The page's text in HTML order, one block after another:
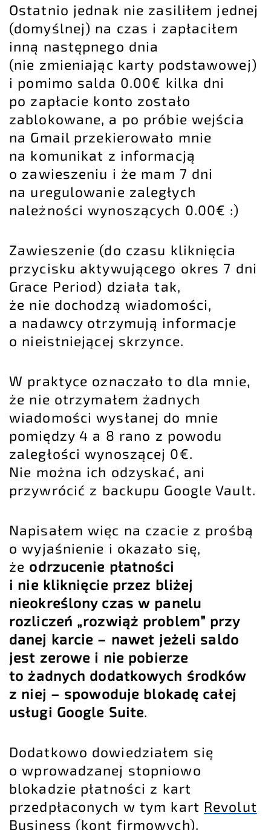
Ostatnio jednak nie zasiliłem jednej
(domyślnej) na czas i zapłaciłem
inną następnego dnia
(nie zmieniając karty podstawowej)
i pomimo salda 0.00€ kilka dni
po zapłacie konto zostało
zablokowane, a po próbie wejścia
na Gmail przekierowało mnie
na komunikat z informacją
o zawieszeniu i że mam 7 dni
na uregulowanie zaległych
należności wynoszących 0.00€ :)
Zawieszenie (do czasu kliknięcia
przycisku aktywującego okres 7 dni
Grace Period) działa tak,
że nie dochodzą wiadomości,
a nadawcy otrzymują informacje
o nieistniejącej skrzynce.
W praktyce oznaczało to dla mnie,
że nie otrzymałem żadnych
wiadomości wysłanej do mnie
pomiędzy 4 a 8 rano z powodu
zaległości wynoszącej 0€.
Nie można ich odzyskać, ani
przywrócić z backupu Google Vault.
Napisałem więc na czacie z prośbą
o wyjaśnienie i okazało się,
że odrzucenie płatności
i nie kliknięcie przez bliżej
nieokreślony czas w panelu
rozliczeń „rozwiąż problem” przy
danej karcie – nawet jeżeli saldo
jest zerowe i nie pobierze
to żadnych dodatkowych środków
z niej – spowoduje blokadę całej
usługi Google Suite.
Dodatkowo dowiedziałem się
o wprowadzanej stopniowo
blokadzie płatności z kart
przedpłaconych w tym kart Revolut
Business (kont firmowych).